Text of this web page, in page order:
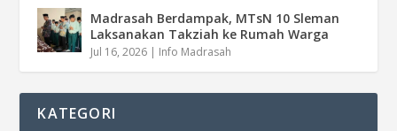
Madrasah Berdampak, MTsN 10 Sleman
Laksanakan Takziah ke Rumah Warga
Jul 16, 2026 | Info Madrasah
KATEGORI